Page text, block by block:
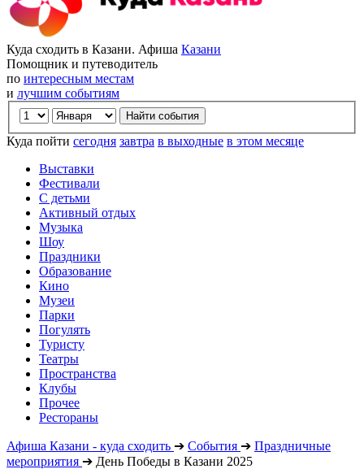
Куда сходить в Казани. Афиша Казани
Помощник и путеводитель
по интересным местам
и лучшим событиям
Куда пойти сегодня завтра в выходные в этом месяце
Выставки
Фестивали
С детьми
Активный отдых
Музыка
Шоу
Праздники
Образование
Кино
Музеи
Парки
Погулять
Туристу
Театры
Пространства
Клубы
Прочее
Рестораны
Афиша Казани - куда сходить ➔ События ➔ Праздничные
мероприятия ➔ День Победы в Казани 2025